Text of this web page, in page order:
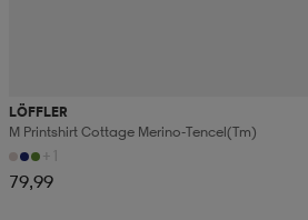
LÖFFLER
M Printshirt Cottage Merino-Tencel(tm)
+1
79,99